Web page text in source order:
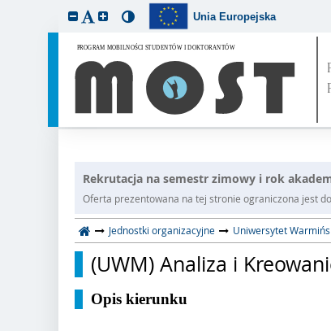
Unia Europejska
Rekrutacja na semestr zimowy i rok
Oferta prezentowana na tej stronie ograniczona jest
Jednostki organizacyjne Uniwersytet
(UWM) Analiza i
Opis kierunku